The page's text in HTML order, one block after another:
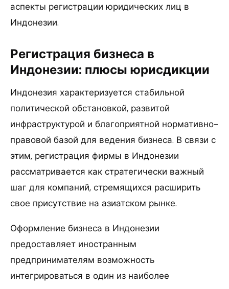
аспекты регистрации юридических лиц в
Индонезии.
Регистрация бизнеса в
Индонезии: плюсы юрисдикции
Индонезия характеризуется стабильной
политической обстановкой, развитой
инфраструктурой и благоприятной нормативно-
правовой базой для ведения бизнеса. В связи с
этим, регистрация фирмы в Индонезии
рассматривается как стратегически важный
шаг для компаний, стремящихся расширить
свое присутствие на азиатском рынке.
Оформление бизнеса в Индонезии
предоставляет иностранным
предпринимателям возможность
интегрироваться в один из наиболее